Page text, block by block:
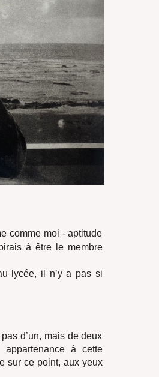
comme moi - aptitude
à être le membre
lycée, il n’y a pas si
d’un, mais de deux
à cette
sur ce point, aux yeux